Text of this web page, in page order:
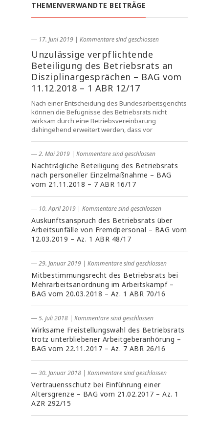
THEMENVERWANDTE BEITRÄGE
― 17. Juni 2019 | Kommentare sind geschlossen
Unzulässige verpflichtende
Beteiligung des Betriebsrats an
Disziplinargesprächen – BAG vom
11.12.2018 – 1 ABR 12/17
Nach einer Entscheidung des Bundesarbeitsgerichts
können die Befugnisse des Betriebsrats nicht
wirksam durch eine Betriebsvereinbarung
dahingehend erweitert werden, dass vor
― 2. Mai 2019 | Kommentare sind geschlossen
Nachträgliche Beteiligung des Betriebsrats
nach personeller Einzelmaßnahme – BAG
vom 21.11.2018 – 7 ABR 16/17
― 10. April 2019 | Kommentare sind geschlossen
Auskunftsanspruch des Betriebsrats über
Arbeitsunfälle von Fremdpersonal – BAG vom
12.03.2019 – Az. 1 ABR 48/17
― 29. Januar 2019 | Kommentare sind geschlossen
Mitbestimmungsrecht des Betriebsrats bei
Mehrarbeitsanordnung im Arbeitskampf –
BAG vom 20.03.2018 – Az. 1 ABR 70/16
― 5. Juli 2018 | Kommentare sind geschlossen
Wirksame Freistellungswahl des Betriebsrats
trotz unterbliebener Arbeitgeberanhörung –
BAG vom 22.11.2017 – Az. 7 ABR 26/16
― 30. Januar 2018 | Kommentare sind geschlossen
Vertrauensschutz bei Einführung einer
Altersgrenze – BAG vom 21.02.2017 – Az. 1
AZR 292/15